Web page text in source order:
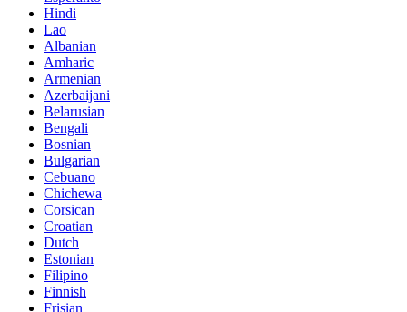
Hindi
Lao
Albanian
Amharic
Armenian
Azerbaijani
Belarusian
Bengali
Bosnian
Bulgarian
Cebuano
Chichewa
Corsican
Croatian
Dutch
Estonian
Filipino
Finnish
Frisian